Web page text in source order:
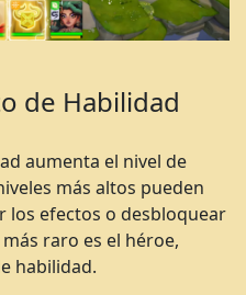
de Habilidad
aumenta el nivel de
más altos pueden
los efectos o desbloquear
raro es el héroe,
habilidad.